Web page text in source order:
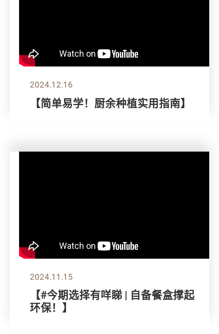
2024.12.16
【简单易学！厨余种植实用指南】
2024.11.15
【#今期选择有咩睇 | 自备餐盒撑起
环保！】